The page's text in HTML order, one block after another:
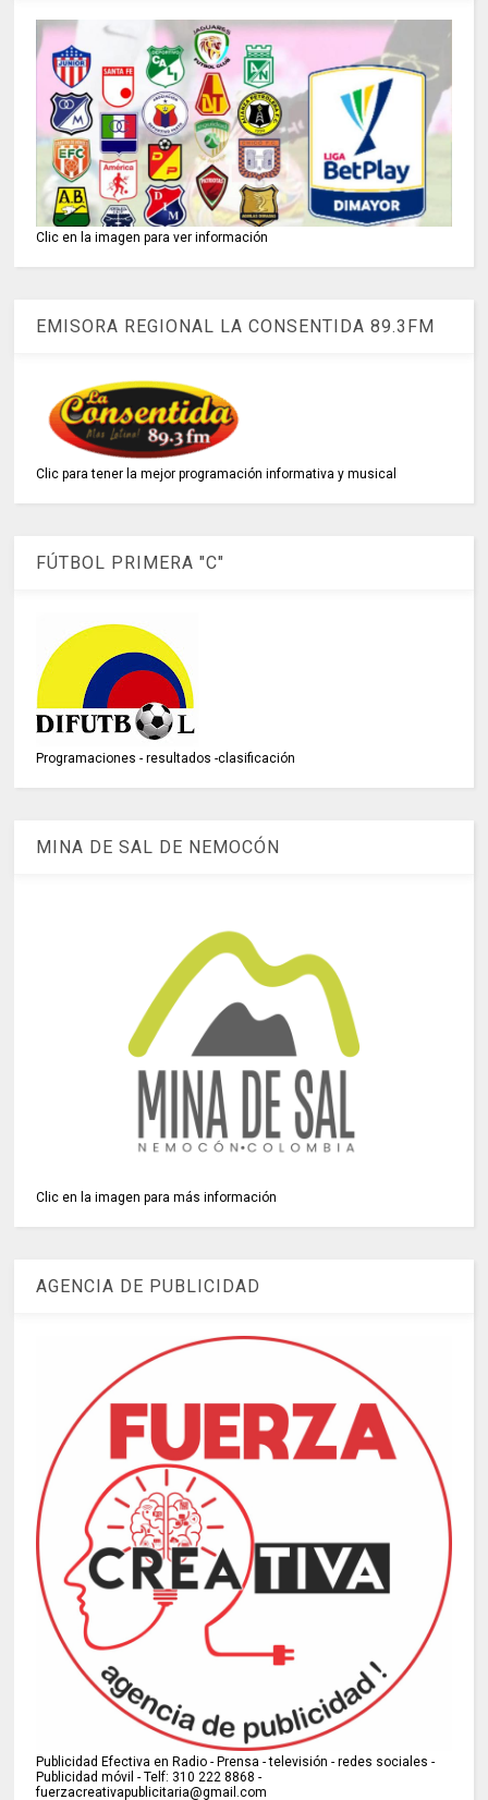
Clic en la imagen para ver información
EMISORA REGIONAL LA CONSENTIDA 89.3FM
Clic para tener la mejor programación informativa y musical
FÚTBOL PRIMERA "C"
Programaciones - resultados -clasificación
MINA DE SAL DE NEMOCÓN
Clic en la imagen para más información
AGENCIA DE PUBLICIDAD
Publicidad Efectiva en Radio - Prensa - televisión - redes sociales -
Publicidad móvil - Telf: 310 222 8868 -
fuerzacreativapublicitaria@gmail.com